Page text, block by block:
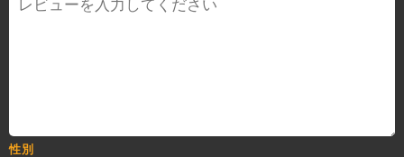
性別